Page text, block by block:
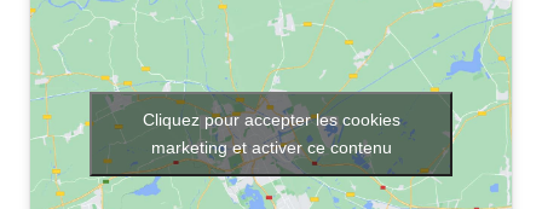
Cliquez pour accepter les cookies
marketing et activer ce contenu